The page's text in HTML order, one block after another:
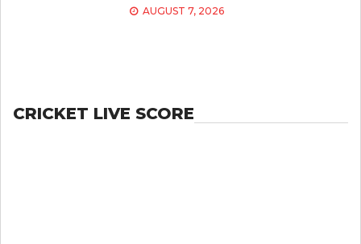
AUGUST 7, 2026
CRICKET LIVE SCORE